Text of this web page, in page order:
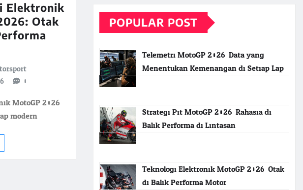
Elektronik
Otak
0
MotoGP 2026
modern
POPULAR POST
Telemetri MotoGP 2026: Data yang
Menentukan Kemenangan di Setiap Lap
Strategi Pit MotoGP 2026: Rahasia di
Balik Performa di Lintasan
Teknologi Elektronik MotoGP 2026: Otak
di Balik Performa Motor